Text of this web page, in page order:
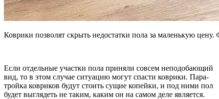
Коврики позволят скрыть недостатки пола за маленькую
Если отдельные участки пола приняли совсем неподобающий
вид, то в этом случае ситуацию могут спасти коврики. Пара-
тройка ковриков будут стоить сущие копейки, и под ними пол
будет выглядеть не таким, каким он на самом деле является.